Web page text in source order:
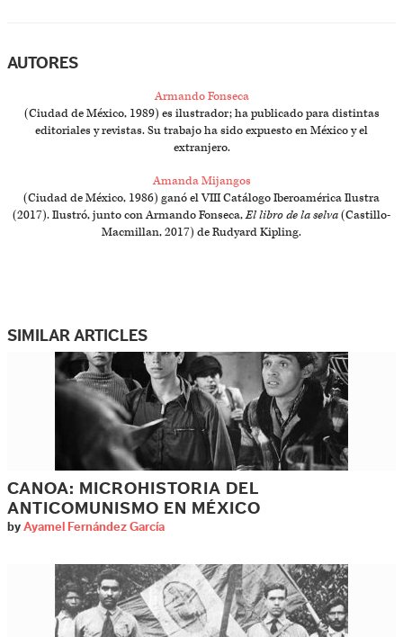
AUTORES
Armando Fonseca
(Ciudad de México, 1989) es ilustrador; ha publicado para distintas
editoriales y revistas. Su trabajo ha sido expuesto en México y el
extranjero.
Amanda Mijangos
(Ciudad de México, 1986) ganó el VIII Catálogo Iberoamérica Ilustra
(2017). Ilustró, junto con Armando Fonseca,El libro de la selva(Castillo-
Macmillan, 2017) de Rudyard Kipling.
SIMILAR ARTICLES
CANOA: MICROHISTORIA DEL
ANTICOMUNISMO EN MÉXICO
by Ayamel Fernández García